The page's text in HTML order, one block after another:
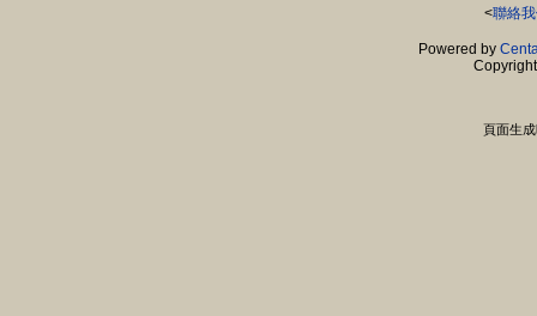
<聯絡
Powered by
頁面生